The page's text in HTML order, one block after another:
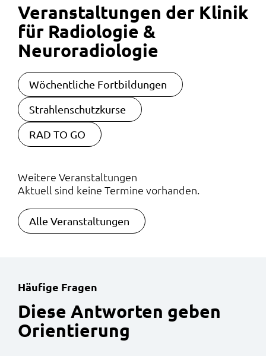
Veranstaltungen der Klinik
für Radiologie &
Neuroradiologie
Navigation überspringen
Wöchentliche Fortbildungen
Strahlenschutzkurse
RAD TO GO
Weitere Veranstaltungen
Aktuell sind keine Termine vorhanden.
Alle Veranstaltungen
Häufige Fragen
:Diese Antworten geben
Orientierung